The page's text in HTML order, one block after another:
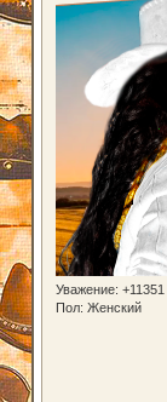
Уважение: +11351
Пол: Женский